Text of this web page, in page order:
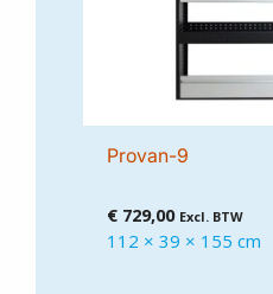
Provan-9
€ 729,00 Excl. BTW
112 × 39 × 155 cm